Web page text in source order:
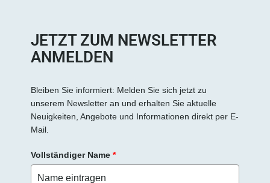
JETZT ZUM NEWSLETTER
ANMELDEN
Bleiben Sie informiert: Melden Sie sich jetzt zu
unserem Newsletter an und erhalten Sie aktuelle
Neuigkeiten, Angebote und Informationen direkt per E-
Mail.
Vollständiger Name *